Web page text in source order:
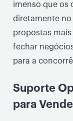
imenso que os
diretamente no
propostas
fechar
para a
Suporte
para